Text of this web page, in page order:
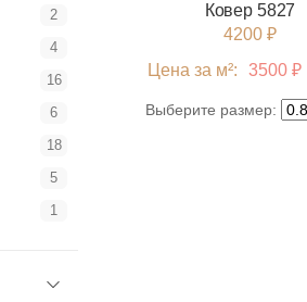
Ковер 5827
4200 ₽
Цена за м²:
3500 ₽
Выберите размер:
2
4
16
6
18
5
1